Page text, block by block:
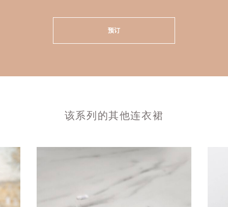
预订
该系列的其他连衣裙